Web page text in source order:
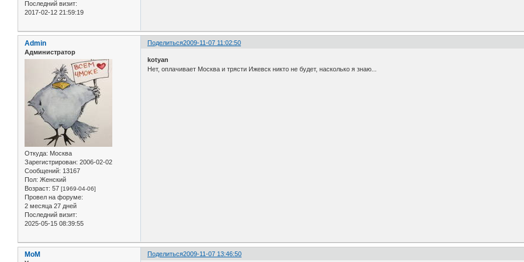
Последний визит:
2017-02-12 21:59:19
Поделиться2009-11-07 11:02:50
Admin
Администратор
Откуда: Москва
Зарегистрирован: 2006-02-02
Сообщений: 13167
Пол: Женский
Возраст: 57 [1969-04-06]
Провел на форуме:
2 месяца 27 дней
Последний визит:
2025-05-15 08:39:55
kotyan
Нет, оплачивает Москва и трясти Ижевск никто не будет, насколько я знаю...
Поделиться2009-11-07 13:46:50
MoM